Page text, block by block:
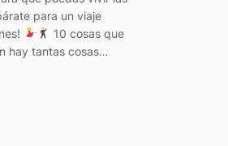
para un viaje
10 cosas que
hay tantas cosas…